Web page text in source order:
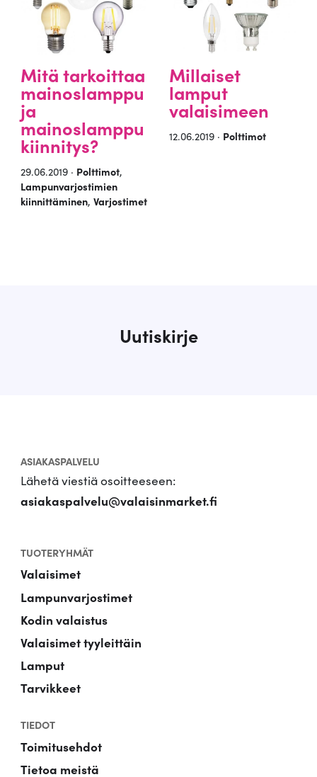
Mitä tarkoittaa
mainoslamppu
ja
mainoslamppu
kiinnitys?
29.06.2019 · Polttimot,
Lampunvarjostimien
kiinnittäminen, Varjostimet
Millaiset
lamput
valaisimeen
12.06.2019 · Polttimot
Uutiskirje
ASIAKASPALVELU
Lähetä viestiä osoitteeseen:
asiakaspalvelu@valaisinmarket.fi
TUOTERYHMÄT
Valaisimet
Lampunvarjostimet
Kodin valaistus
Valaisimet tyyleittäin
Lamput
Tarvikkeet
TIEDOT
Toimitusehdot
Tietoa meistä